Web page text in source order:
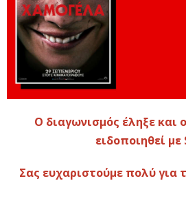
O διαγωνισμός έληξε και
ειδοποιηθεί με
Σας ευχαριστούμε πολύ για